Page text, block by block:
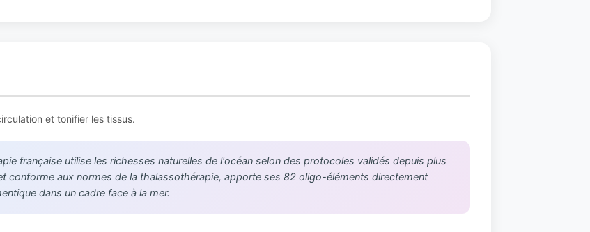
et tonifier les tissus.
française utilise les richesses naturelles de l'océan selon des protocoles validés depuis plus
conforme aux normes de la thalassothérapie, apporte ses 82 oligo-éléments directement
dans un cadre face à la mer.